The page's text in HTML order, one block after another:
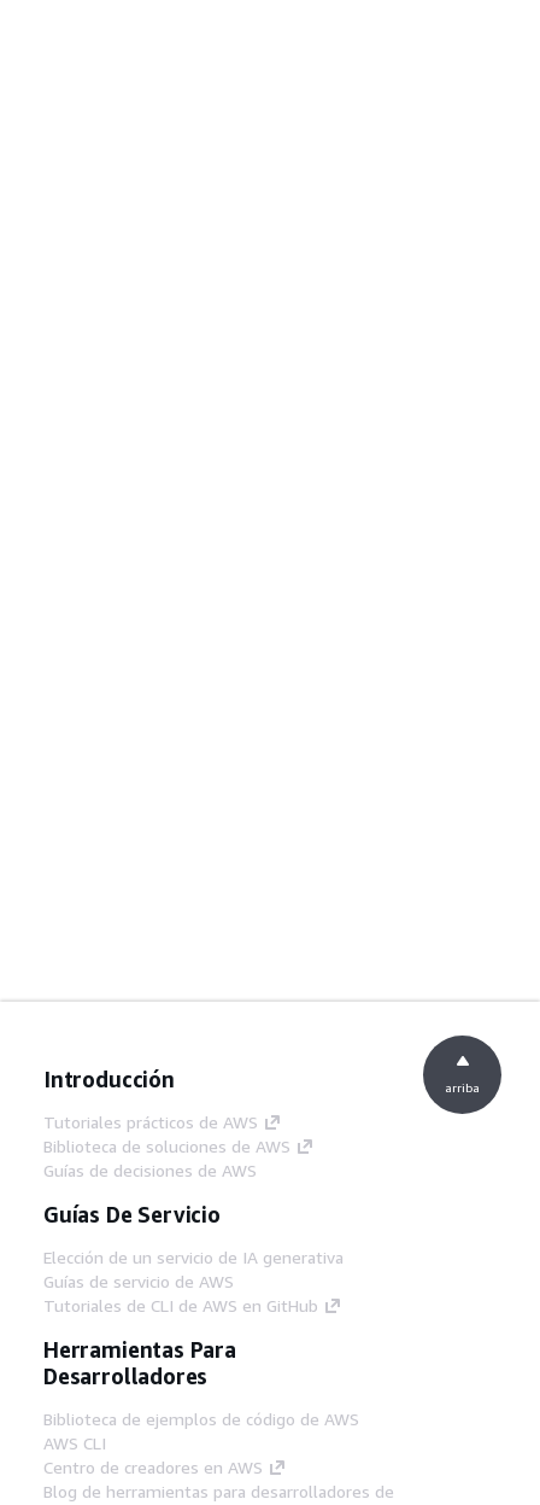
Introducción
Tutoriales prácticos de AWS
Biblioteca de soluciones de AWS
Guías de decisiones de AWS
Guías De Servicio
Elección de un servicio de IA generativa
Guías de servicio de AWS
Tutoriales de CLI de AWS en GitHub
Herramientas Para
Desarrolladores
Biblioteca de ejemplos de código de AWS
AWS CLI
Centro de creadores en AWS
Blog de herramientas para desarrolladores de
arriba